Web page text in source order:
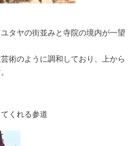
タヤの街並みと寺院の境内が一望
術のように調和しており、上から
くれる参道